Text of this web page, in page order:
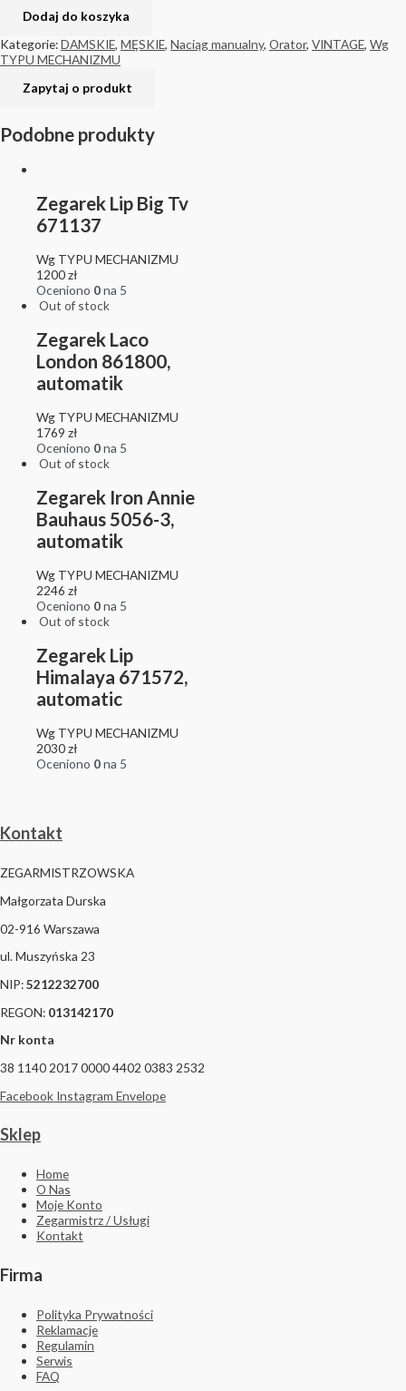
Dodaj do koszyka
Kategorie:DAMSKIE, MĘSKIE, Naciąg manualny, Orator, VINTAGE, Wg
TYPU MECHANIZMU
Podobne produkty
Zegarek Lip Big Tv
671137
Wg TYPU MECHANIZMU
1200zł
Oceniono 0na 5
Out of stock
Zegarek Laco
London 861800,
automatik
Wg TYPU MECHANIZMU
1769 zł
Oceniono 0na 5
Out of stock
Zegarek Iron Annie
Bauhaus 5056-3,
automatik
Wg TYPU MECHANIZMU
2246 zł
Oceniono 0na 5
Out of stock
Zegarek Lip
Himalaya 671572,
automatic
Wg TYPU MECHANIZMU
2030zł
Oceniono 0na 5
Kontakt
ZEGARMISTRZOWSKA
Małgorzata Durska
02-916 Warszawa
ul. Muszyńska 23
NIP:5212232700
REGON: 013142170
Nr konta
38 1140 2017 0000 4402 0383 2532
Facebook Instagram Envelope
Sklep
Home
O Nas
Moje Konto
Zegarmistrz / Usługi
Kontakt
Firma
Polityka Prywatności
Reklamacje
Regulamin
Serwis
FAQ